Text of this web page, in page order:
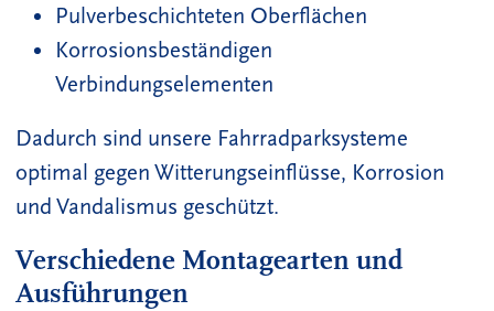
Pulverbeschichteten Oberflächen
Korrosionsbeständigen
Verbindungselementen
Dadurch sind unsere Fahrradparksysteme
optimal gegen Witterungseinflüsse, Korrosion
und Vandalismus geschützt.
Verschiedene Montagearten und
Ausführungen